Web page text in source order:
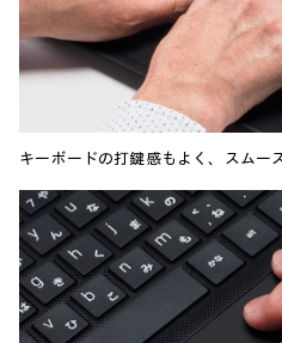
キーボードの打鍵感もよく、スムー